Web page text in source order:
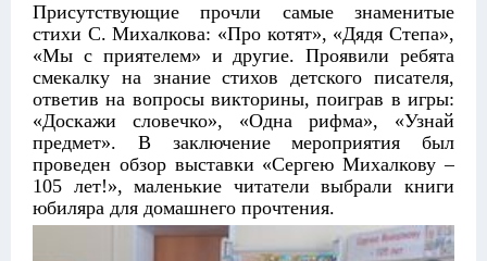
Присутствующие прочли самые знаменитые
стихи С. Михалкова: «Про котят», «Дядя Степа»,
«Мы с приятелем» и другие. Проявили ребята
смекалку на знание стихов детского писателя,
ответив на вопросы викторины, поиграв в игры:
«Доскажи словечко», «Одна рифма», «Узнай
предмет». В заключение мероприятия был
проведен обзор выставки «Сергею Михалкову –
105 лет!», маленькие читатели выбрали книги
юбиляра для домашнего прочтения.